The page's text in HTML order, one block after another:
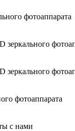
фотоаппарата
зеркального
зеркального
фотоаппарата
с нами